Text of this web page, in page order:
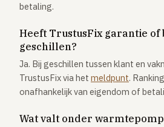
betaling.
Heeft TrustusFix garantie
geschillen?
Ja. Bij geschillen tussen klant en
TrustusFix via het meldpunt.
onafhankelijk van eigendom of
Wat valt onder